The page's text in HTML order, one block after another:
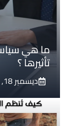
ما هي
تأثيرها ؟
ديسمبر 18, 2024